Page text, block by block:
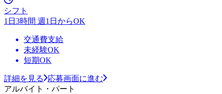
シフト
1日3時間 週1日からOK
交通費支給
未経験OK
短期OK
詳細を見る
応募画面に進む
アルバイト・パート